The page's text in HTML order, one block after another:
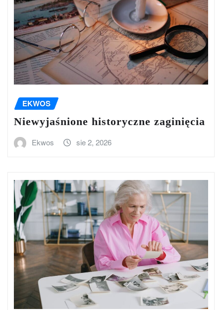
EKWOS
Niewyjaśnione historyczne zaginięcia
Ekwos sie 2, 2026